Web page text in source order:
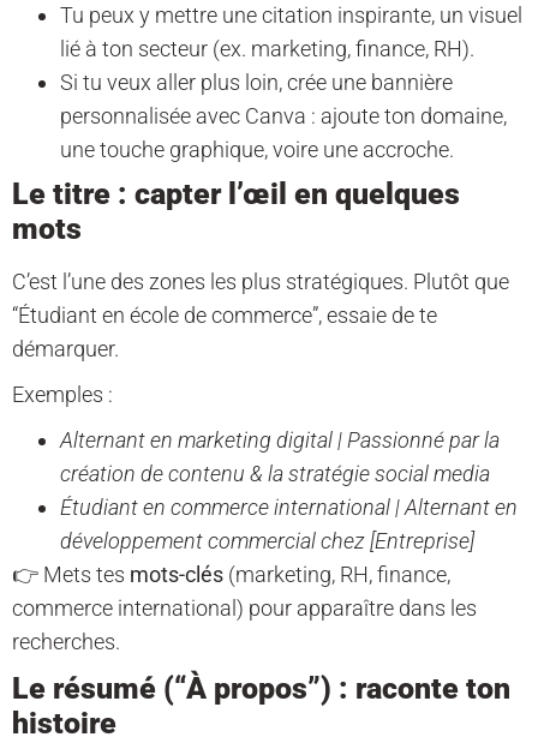
Tu peux y mettre une citation inspirante, un visuel
lié à ton secteur (ex. marketing, finance, RH).
Si tu veux aller plus loin, crée une bannière
personnalisée avec Canva : ajoute ton domaine,
une touche graphique, voire une accroche.
Le titre : capter l’œil en quelques
mots
C’est l’une des zones les plus stratégiques. Plutôt que
“Étudiant en école de commerce”, essaie de te
démarquer.
Exemples :
Alternant en marketing digital | Passionné par la
création de contenu & la stratégie social media
Étudiant en commerce international | Alternant en
développement commercial chez [Entreprise]
👉 Mets tes mots-clés (marketing, RH, finance,
commerce international) pour apparaître dans les
recherches.
Le résumé (“À propos”) : raconte ton
histoire